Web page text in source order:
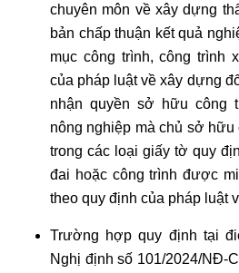
chuyên môn về xây dựng
bản chấp thuận kết quả
mục công trình, công trình
của pháp luật về xây dựng
nhận quyền sở hữu công
nông nghiệp mà chủ sở hữu
trong các loại giấy tờ quy
đai hoặc công trình được
theo quy định của pháp luật
Trường hợp quy định tại
Nghị định số 101/2024/NĐ-